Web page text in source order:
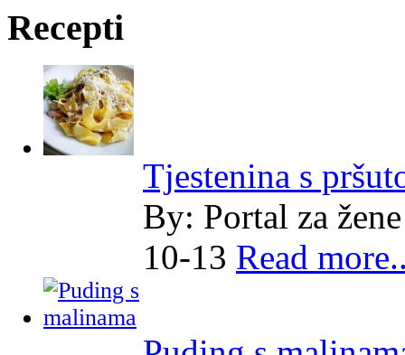
Recepti
Tjestenina s
By: Portal za žene
10-13 Read